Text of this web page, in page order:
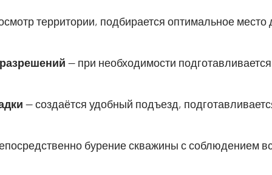
территории, подбирается оптимальное место
— при необходимости
— создаётся удобный подъезд,
бурение скважины с соблюдением